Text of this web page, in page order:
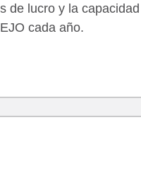
de lucro y la
cada año.